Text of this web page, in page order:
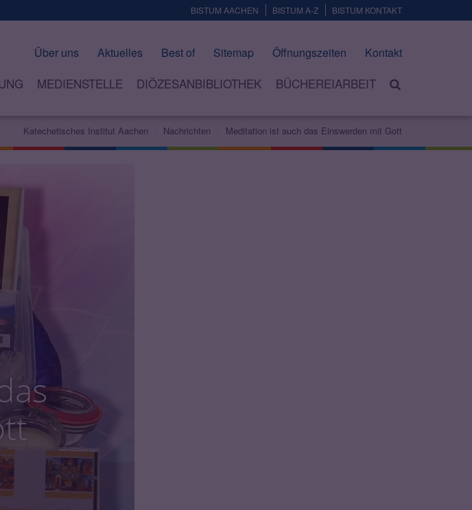
BISTUM AACHEN BISTUM A-Z BISTUM KONTAKT
Über uns Aktuelles Best of Sitemap Öffnungszeiten Kontakt
MEDIENSTELLE DIÖZESANBIBLIOTHEK BÜCHEREIARBEIT
Katechetisches Institut Aachen Nachrichten Meditation ist auch das Einswerden mit Gott